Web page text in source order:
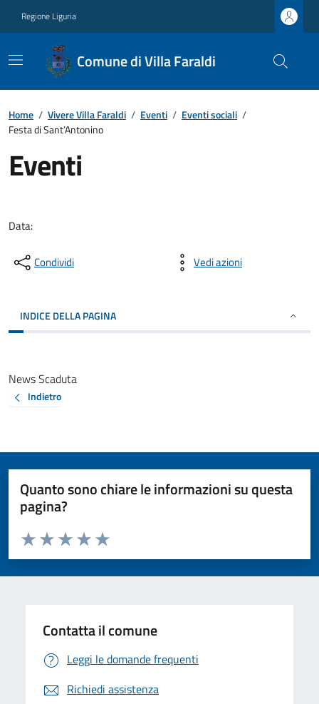
Regione Liguria
Comune di Villa Faraldi
Home / Vivere Villa Faraldi / Eventi / Eventi sociali /
Festa di Sant’Antonino
Eventi
Data:
Condividi Vedi azioni
INDICE DELLA PAGINA
News Scaduta
Indietro
Quanto sono chiare le informazioni su questa
pagina?
Valuta da 1 a 5 stelle la pagina
Valuta 5 stelle su 5
Valuta 4 stelle su 5
Valuta 3 stelle su 5
Valuta 2 stelle su 5
Valuta 1 stelle su 5
Contatta il comune
Leggi le domande frequenti
Richiedi assistenza